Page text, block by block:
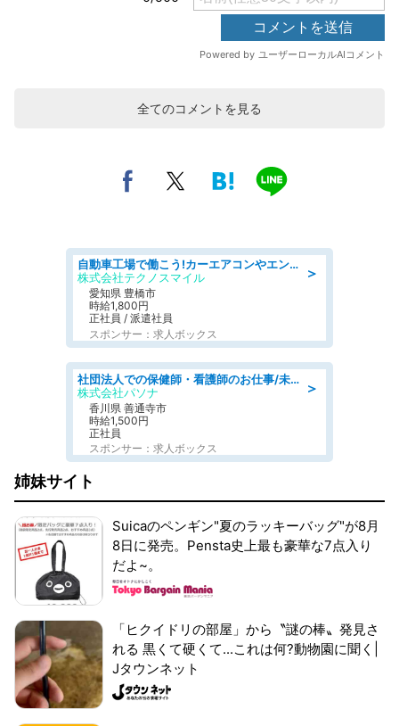
全てのコメントを見る
＞
自動車工場で働こう!カーエアコンやエンジンの製造・加工業務/寮完備 denso aichi
株式会社テクノスマイル
愛知県 豊橋市
時給1,800円
正社員 / 派遣社員
スポンサー：求人ボックス
＞
社団法人での保健師・看護師のお仕事/未経験OK/要資格:普通免許、保健師、正看護師
株式会社パソナ
香川県 善通寺市
時給1,500円
正社員
スポンサー：求人ボックス
姉妹サイト
Suicaのペンギン"夏のラッキーバッグ"が8月
8日に発売。Pensta史上最も豪華な7点入り
だよ~。
「ヒクイドリの部屋」から〝謎の棒〟発見さ
れる 黒くて硬くて...これは何?動物園に聞く|
Jタウンネット